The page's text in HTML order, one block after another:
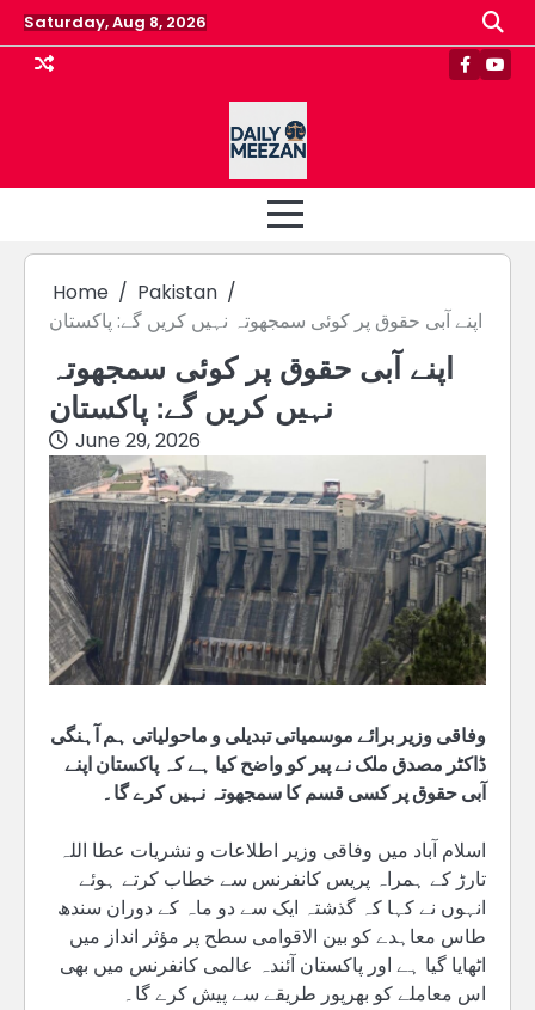
Skip
to
content
Saturday, Aug 8, 2026
Home
Pakistan
اپنے آبی حقوق پر کوئی سمجھوتہ نہیں کریں گے: پاکستان
اپنے آبی حقوق پر کوئی سمجھوتہ
نہیں کریں گے: پاکستان
June 29, 2026
وفاقی وزیر برائے موسمیاتی تبدیلی و ماحولیاتی ہم آہنگی
ڈاکٹر مصدق ملک نے پیر کو واضح کیا ہے کہ پاکستان اپنے
آبی حقوق پر کسی قسم کا سمجھوتہ نہیں کرے گا۔
اسلام آباد میں وفاقی وزیر اطلاعات و نشریات عطا اللہ
تارڑ کے ہمراہ پریس کانفرنس سے خطاب کرتے ہوئے
انہوں نے کہا کہ گذشتہ ایک سے دو ماہ کے دوران سندھ
طاس معاہدے کو بین الاقوامی سطح پر مؤثر انداز میں
اٹھایا گیا ہے اور پاکستان آئندہ عالمی کانفرنس میں بھی
اس معاملے کو بھرپور طریقے سے پیش کرے گا۔